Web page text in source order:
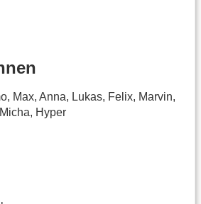
Max, Anna, Lukas, Felix, Marvin,
Hyper